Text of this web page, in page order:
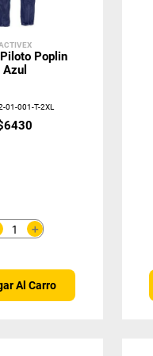
Poplin
Azul
01-001-T-2XL
6430
＋
Al Carro